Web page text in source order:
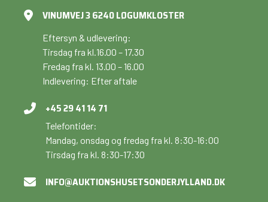
VINUMVEJ 3 6240 LØGUMKLOSTER
Eftersyn & udlevering:
Tirsdag fra kl.16.00 – 17.30
Fredag fra kl. 13.00 – 16.00
Indlevering: Efter aftale
+45 29 41 14 71
Telefontider:
Mandag, onsdag og fredag fra kl. 8:30-16:00
Tirsdag fra kl. 8:30-17:30
INFO@AUKTIONSHUSETSONDERJYLLAND.DK